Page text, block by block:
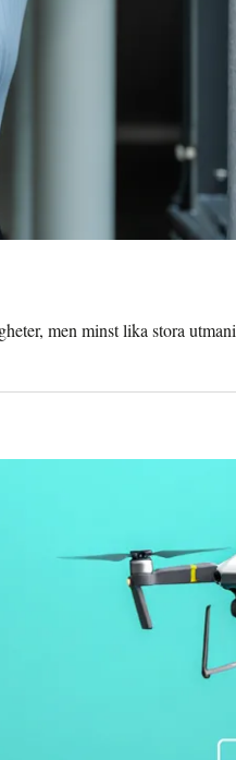
men minst lika stora